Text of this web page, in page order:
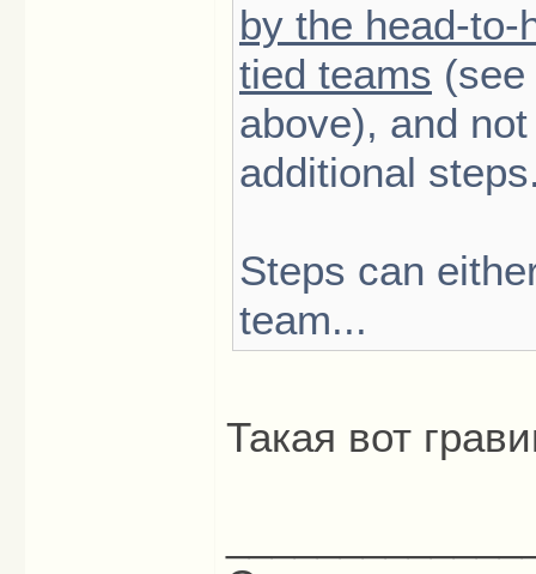
by the head-to-
tied teams
above), and
additional
Steps can
team...
Такая вот